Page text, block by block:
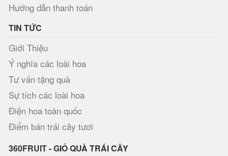
Hướng dẫn thanh toán
TIN TỨC
Giới Thiệu
Ý nghĩa các loài hoa
Tư vấn tặng quà
Sự tích các loài hoa
Điện hoa toàn quốc
Điểm bán trái cây tươi
360FRUIT - GIỎ QUÀ TRÁI CÂY